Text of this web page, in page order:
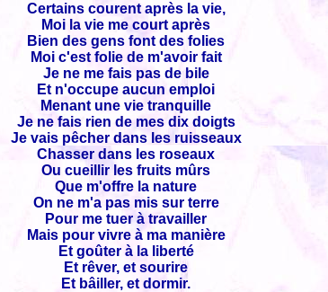
Certains courent après la vie,
Moi la vie me court après
Bien des gens font des folies
Moi c'est folie de m'avoir fait
Je ne me fais pas de bile
Et n'occupe aucun emploi
Menant une vie tranquille
Je ne fais rien de mes dix doigts
Je vais pêcher dans les ruisseaux
Chasser dans les roseaux
Ou cueillir les fruits mûrs
Que m'offre la nature
On ne m'a pas mis sur terre
Pour me tuer à travailler
Mais pour vivre à ma manière
Et goûter à la liberté
Et rêver, et sourire
Et bâiller, et dormir.